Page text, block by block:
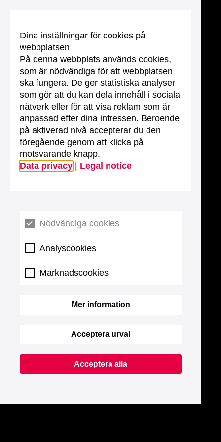
Dina inställningar för cookies på
webbplatsen
På denna webbplats används cookies,
som är nödvändiga för att webbplatsen
ska fungera. De ger statistiska analyser
som gör att du kan dela innehåll i sociala
nätverk eller för att visa reklam som är
anpassad efter dina intressen. Beroende
på aktiverad nivå accepterar du den
föregående genom att klicka på
motsvarande knapp.
Data privacy
Legal notice
Nödvändiga cookies
Analyscookies
Marknadscookies
Mer information
Acceptera urval
Acceptera alla